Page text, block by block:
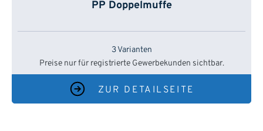
PP Doppelmuffe
3 Varianten
Preise nur für registrierte Gewerbekunden sichtbar.
ZUR DETAILSEITE